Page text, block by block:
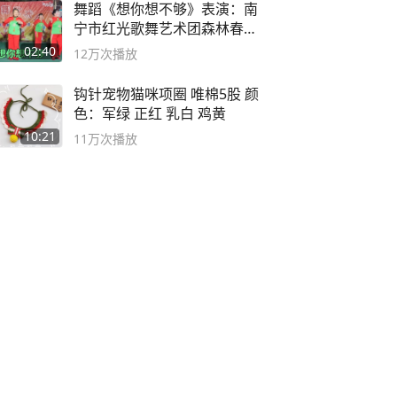
02:40
舞蹈《想你想不够》表演：南
宁市红光歌舞艺术团森林春红
舞蹈队。
12万次播放
10:21
钩针宠物猫咪项圈 唯棉5股 颜
色：军绿 正红 乳白 鸡黄
11万次播放